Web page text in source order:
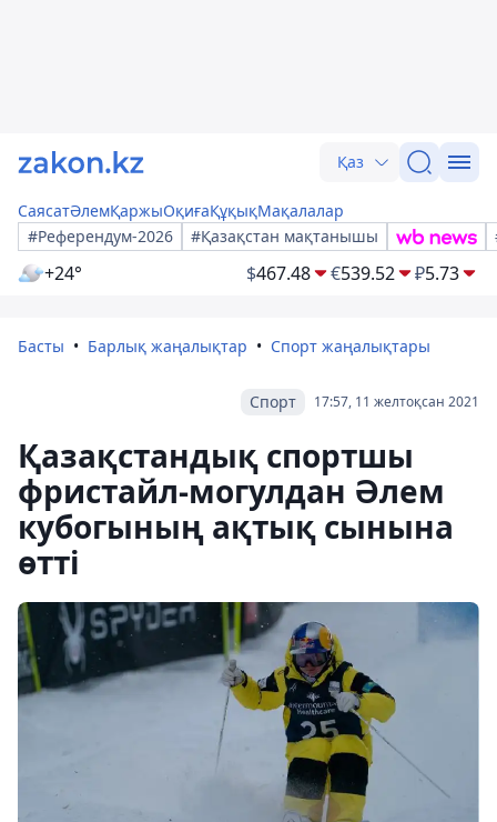
Қаз
СаясатӘлемҚаржыОқиғаҚұқықМақалалар
#Референдум-2026
#Қазақстан мақтанышы
+24° $467.48 €539.52 ₽5.73
Басты Барлық жаңалықтар Спорт жаңалықтары
17:57, 11 желтоқсан 2021
Спорт
Қазақстандық спортшы
фристайл-могулдан Әлем
кубогының ақтық сынына
өтті